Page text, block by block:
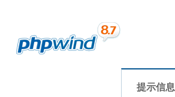
提示信息